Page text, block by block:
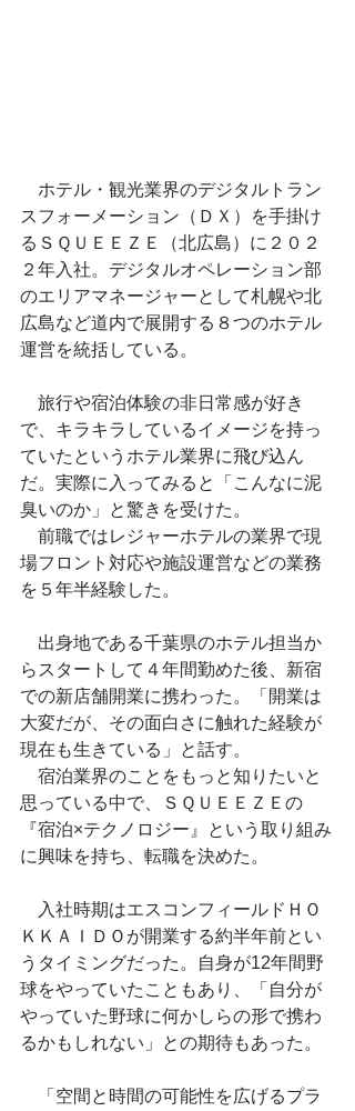
ホテル・観光業界のデジタルトラン
スフォーメーション（ＤＸ）を手掛け
るＳＱＵＥＥＺＥ（北広島）に２０２
２年入社。デジタルオペレーション部
のエリアマネージャーとして札幌や北
広島など道内で展開する８つのホテル
運営を統括している。
旅行や宿泊体験の非日常感が好き
で、キラキラしているイメージを持っ
ていたというホテル業界に飛び込ん
だ。実際に入ってみると「こんなに泥
臭いのか」と驚きを受けた。
前職ではレジャーホテルの業界で現
場フロント対応や施設運営などの業務
を５年半経験した。
出身地である千葉県のホテル担当か
らスタートして４年間勤めた後、新宿
での新店舗開業に携わった。「開業は
大変だが、その面白さに触れた経験が
現在も生きている」と話す。
宿泊業界のことをもっと知りたいと
思っている中で、ＳＱＵＥＥＺＥの
『宿泊×テクノロジー』という取り組み
に興味を持ち、転職を決めた。
入社時期はエスコンフィールドＨＯ
ＫＫＡＩＤＯが開業する約半年前とい
うタイミングだった。自身が12年間野
球をやっていたこともあり、「自分が
やっていた野球に何かしらの形で携わ
るかもしれない」との期待もあった。
「空間と時間の可能性を広げるプラ